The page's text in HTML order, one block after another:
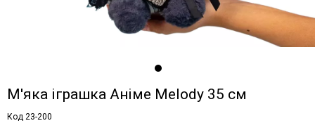
М'яка іграшка Аніме Melody 35 см
Код 23-200